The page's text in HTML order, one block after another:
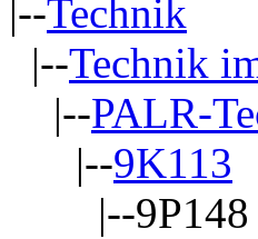
|--Technik
|--Technik
|--PALR-
|--9K113
|--9P148